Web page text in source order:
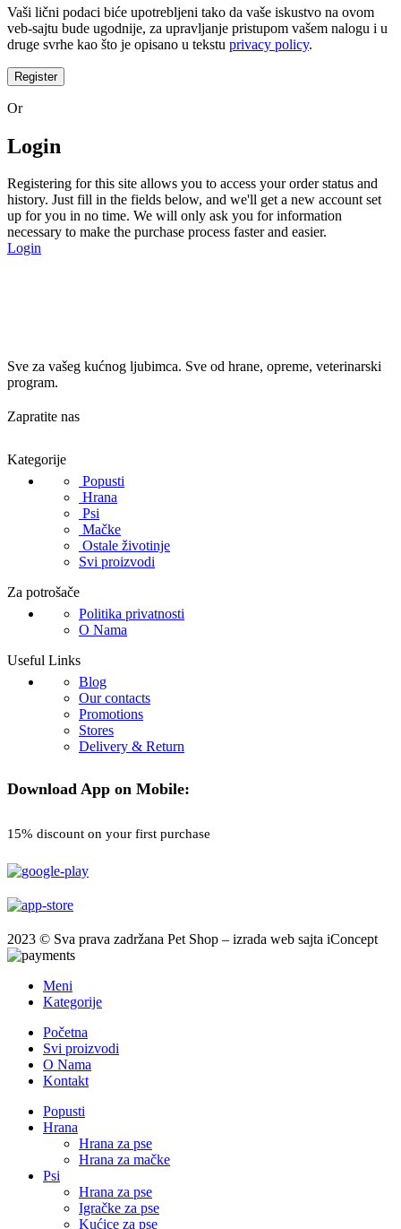
Vaši lični podaci biće upotrebljeni tako da vaše iskustvo na ovom
veb-sajtu bude ugodnije, za upravljanje pristupom vašem nalogu i u
druge svrhe kao što je opisano u tekstu privacy policy.
Register
Or
Login
Registering for this site allows you to access your order status and
history. Just fill in the fields below, and we'll get a new account set
up for you in no time. We will only ask you for information
necessary to make the purchase process faster and easier.
Login
Sve za vašeg kućnog ljubimca. Sve od hrane, opreme, veterinarski
program.
Zapratite nas
Kategorije
Popusti
Hrana
Psi
Mačke
Ostale životinje
Svi proizvodi
Za potrošače
Politika privatnosti
O Nama
Useful Links
Blog
Our contacts
Promotions
Stores
Delivery & Return
Download App on Mobile:
15% discount on your first purchase
2023 © Sva prava zadržana Pet Shop – izrada web sajta iConcept
Meni
Kategorije
Početna
Svi proizvodi
O Nama
Kontakt
Popusti
Hrana
Hrana za pse
Hrana za mačke
Psi
Hrana za pse
Igračke za pse
Kućice za pse